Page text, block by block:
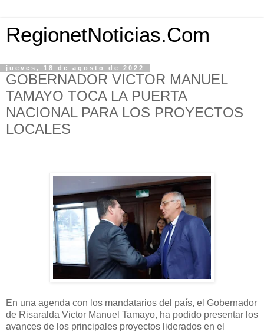
RegionetNoticias.Com
jueves, 18 de agosto de 2022
GOBERNADOR VICTOR MANUEL
TAMAYO TOCA LA PUERTA
NACIONAL PARA LOS PROYECTOS
LOCALES
En una agenda con los mandatarios del país, el Gobernador
de Risaralda Victor Manuel Tamayo, ha podido presentar los
avances de los principales proyectos liderados en el